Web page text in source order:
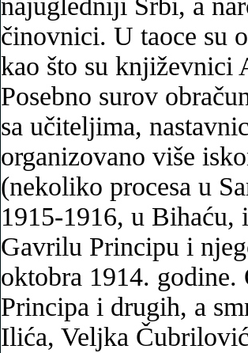
najugledniji Srbi, a
činovnici. U taoce su
kao što su književnici
Posebno surov
sa učiteljima,
organizovano više
(nekoliko procesa u
1915-1916, u Bihaću,
Gavrilu Principu i
oktobra 1914.
Principa i drugih, a
Ilića, Veljka